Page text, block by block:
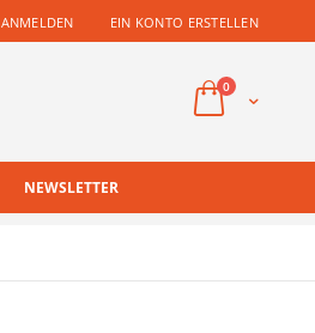
ANMELDEN EIN KONTO ERSTELLEN
Cart
0Artikel
NEWSLETTER